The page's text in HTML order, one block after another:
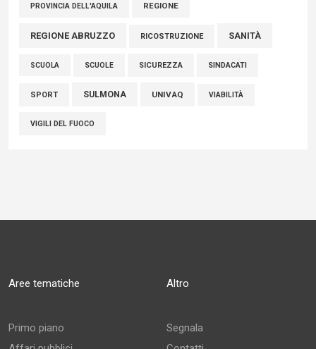
PROVINCIA DELL'AQUILA REGIONE
REGIONE ABRUZZO RICOSTRUZIONE SANITÀ
SCUOLA SCUOLE SICUREZZA SINDACATI
SPORT SULMONA UNIVAQ VIABILITÀ
VIGILI DEL FUOCO
Aree tematiche
Primo piano
Altro
Segnala